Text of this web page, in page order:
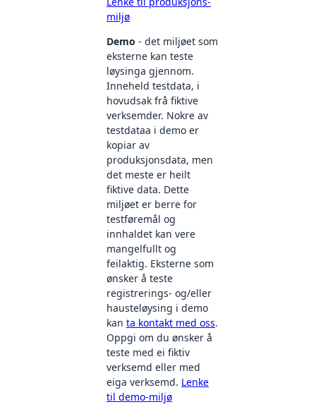
miljø
Demo - det miljøet som
eksterne kan teste
løysinga gjennom.
Inneheld testdata, i
hovudsak frå fiktive
verksemder. Nokre av
testdataa i demo er
kopiar av
produksjonsdata, men
det meste er heilt
fiktive data. Dette
miljøet er berre for
testføremål og
innhaldet kan vere
mangelfullt og
feilaktig. Eksterne som
ønsker å teste
registrerings- og/eller
hausteløysing i demo
kan ta kontakt med oss.
Oppgi om du ønsker å
teste med ei fiktiv
verksemd eller med
eiga verksemd. Lenke
til demo-miljø